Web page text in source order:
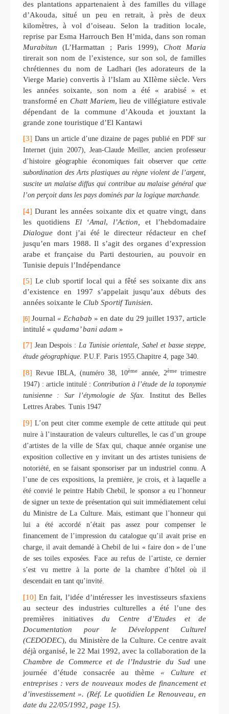
des plantations appartenaient à des familles du village
d’Akouda, situé un peu en retrait, à près de deux
kilomètres, à vol d’oiseau. Selon la tradition locale,
reprise par Esma Harrouch Ben H’mida, dans son roman
Murabitun (L’Harmattan ; Paris 1999), Chott Maria
tirerait son nom de l’existence, sur son sol, de familles
chrétiennes du nom de Ladhari (les adorateurs de la
Vierge Marie) convertis à l’Islam au XIIème siècle. Vers
les années soixante, son nom a été « arabisé » et
transformé en Chatt Mariem, lieu de villégiature estivale
dépendant de la commune d’Akouda et jouxtant la
grande zone touristique d’El Kantawi
[3] Dans un article d’une dizaine de pages publié en PDF sur
Internet (juin 2007), Jean-Claude Meiller, ancien professeur
d’histoire géographie économiques fait observer que cette
subordination des Arts plastiques au règne violent de l’argent,
suscite un malaise diffus qui contribue au malaise général que
l’on perçoit dans les pays dominés par la logique marchande.
[4] Durant les années soixante dix et quatre vingt, dans
les quotidiens El ‘Amal, l’Action,
et l’hebdomadaire
Dialogue dont j’ai été le directeur rédacteur en chef
jusqu’en mars 1988. Il s’agit des organes d’expression
arabe et française du Parti destourien, au pouvoir en
Tunisie depuis l’Indépendance
[5] Le club sportif local qui a fêté ses soixante dix ans
d’existence en 1997 s’appelait jusqu’aux débuts des
années soixante le Club Sportif Tunisien.
[6] Journal « Echabab » en date du 29 juillet 1937, article
intitulé « qudama’ bani adam »
[7] Jean Despois :La Tunisie orientale, Sahel et basse steppe,
étude géographique. P.U.F. Paris 1955.Chapitre 4, page 340.
[8] Revue IBLA, (numéro 38, 10ème année, 2èmetrimestre
1947) : article intitulé : Contribution à l’étude de la toponymie
tunisienne : Sur l’étymologie de Sfax. Institut des Belles
Lettres Arabes. Tunis 1947
[9] L’on peut citer comme exemple de cette attitude qui peut
nuire à l’instauration de valeurs culturelles, le cas d’un groupe
d’artistes de la ville de Sfax qui, chaque année organise une
exposition collective en y invitant un des artistes tunisiens de
notoriété, en se faisant sponsoriser par un industriel connu. A
l’une de ces expositions, la première, je crois, et à laquelle a
été convié le peintre Habib Chebil, le sponsor a eu l’honneur
de signer un texte de présentation qui suit immédiatement celui
du Ministre de La Culture. Mais, estimant que l’honneur qui
lui a été accordé n’était pas assez pour compenser le
financement de l’impression du catalogue qu’il avait prise en
charge, il avait demandé à Chebil de lui « faire don » de l’une
de ses toiles exposées. Face au refus de l’artiste, ce dernier
s’est vu mettre à la porte de la chambre d’hôtel où il
descendait en tant qu’invité.
[10] En fait, l’idée d’intéresser les investisseurs sfaxiens
au secteur des industries culturelles a été l’une des
premières initiatives du Centre d’Etudes et de
Documentation pour le Développent Culturel
(CEDODEC), du Ministère de la Culture. Ce centre avait
déjà organisé, le 22 Mai 1992, avec la collaboration de la
Chambre de Commerce et de l’Industrie du Sud une
journée d’étude consacrée au thème « Culture et
entreprises : vers de nouveaux modes de financement et
d’investissement ». (Réf. Le quotidien Le Renouveau, en
date du 22/05/1992, page 15).